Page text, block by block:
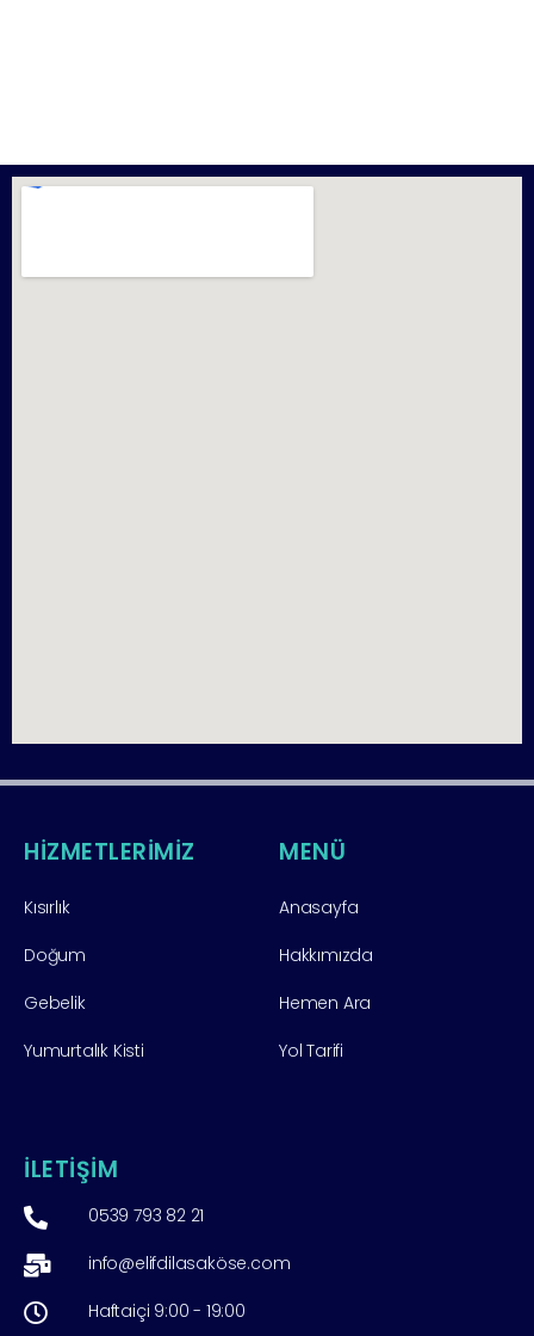
HİZMETLERİMİZ
Kısırlık
Doğum
Gebelik
Yumurtalık Kisti
MENÜ
Anasayfa
Hakkımızda
Hemen Ara
Yol Tarifi
İLETİŞİM
0539 793 82 21
info@elifdilasaköse.com
Haftaiçi 9:00 - 19:00